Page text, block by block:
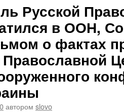
Русской
в ООН,
о фактах
Православной
автором slovo